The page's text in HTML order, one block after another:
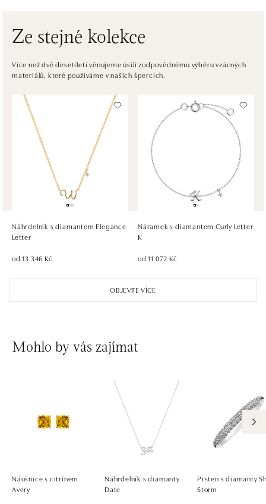
ALOve OC Eurovea, Bratislava
Pribinova 8, 811 09 Bratislava
tel.: +421917090467
HALADA OC Avion, Bratislava
Ivanská cesta 16, 821 04 Bratislava
tel.: +421 917 090 372
dnes otevřeno do 21:00
HALADA OC Eurovea, Bratislava
Pribinova 8, 811 09 Bratislava
dnes otevřeno do 21:00
Ze stejné kolekce
Více než dvě desetiletí věnujeme úsilí zodpovědnému výběru vzácných
materiálů, které používáme v našich špercích.
OBJEVTE VÍCE
Náhrdelník s diamantem Elegance
Letter
od 13 346 Kč
Náramek s diamantem Curly Letter
K
od 11 072 Kč
Mohlo by vás zajímat
Náušnice s citrínem
Avery
Náhrdelník s diamanty
Date
Prsten s diamanty
Storm